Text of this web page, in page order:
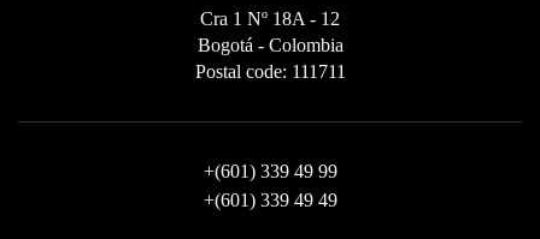
Cra 1 Nº 18A - 12
Bogotá - Colombia
Postal code: 111711
+(601) 339 49 99
+(601) 339 49 49